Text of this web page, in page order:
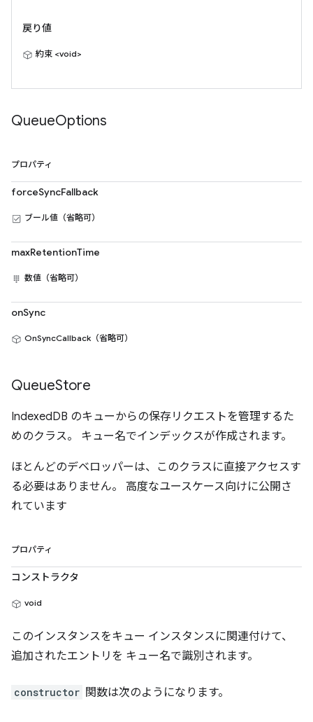
戻り値
約束 <void>
QueueOptions
プロパティ
forceSyncFallback
ブール値（省略可）
maxRetentionTime
数値（省略可）
onSync
OnSyncCallback（省略可）
QueueStore
IndexedDB のキューからの保存リクエストを管理するた
めのクラス。 キュー名でインデックスが作成されます。
ほとんどのデベロッパーは、このクラスに直接アクセスす
る必要はありません。 高度なユースケース向けに公開さ
れています
プロパティ
コンストラクタ
void
このインスタンスをキュー インスタンスに関連付けて、
追加されたエントリを キュー名で識別されます。
constructor 関数は次のようになります。